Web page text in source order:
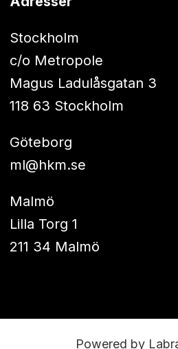
Stockholm
c/o Metropole
Magus Ladulåsgatan 3
118 63 Stockholm
Göteborg
ml@hkm.se
Malmö
Lilla Torg 1
211 34 Malmö
Powered by